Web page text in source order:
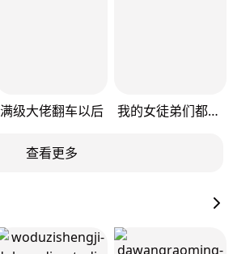
满级大佬翻车以后 我的女徒弟们都是未来诸天大佬
查看更多